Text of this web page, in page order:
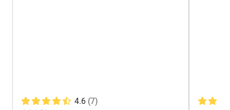
4.6 (7)